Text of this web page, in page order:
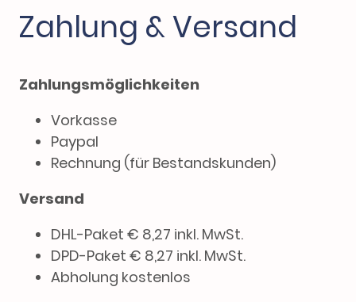
Zahlung & Versand
Zahlungsmöglichkeiten
Vorkasse
Paypal
Rechnung (für Bestandskunden)
Versand
DHL-Paket € 8,27 inkl. MwSt.
DPD-Paket € 8,27 inkl. MwSt.
Abholung kostenlos